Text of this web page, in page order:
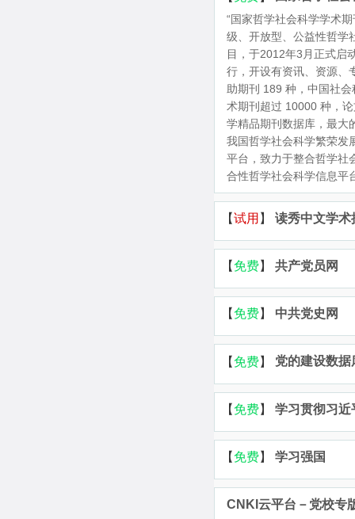
“国家哲学社会科学学术
级、开放型、公益性哲学
目，于2012年3月正式启
行，开设有资讯、资源、
助期刊 189 种，中国社
术期刊超过 10000 种，
学精品期刊数据库，最大
我国哲学社会科学繁荣
平台，致力于整合哲学
合性哲学社会科学信息
读秀中文学术
共产党员网
中共党史网
党的建设数据
学习贯彻习近
学习强国
CNKI云平台－党校专